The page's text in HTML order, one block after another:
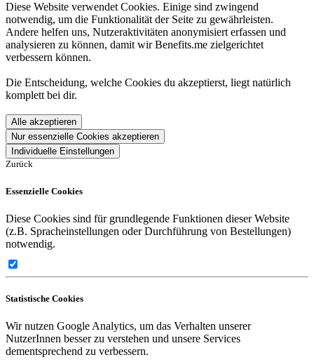
Diese Website verwendet Cookies. Einige sind zwingend
notwendig, um die Funktionalität der Seite zu gewährleisten.
Andere helfen uns, Nutzeraktivitäten anonymisiert erfassen und
analysieren zu können, damit wir Benefits.me zielgerichtet
verbessern können.
Die Entscheidung, welche Cookies du akzeptierst, liegt natürlich
komplett bei dir.
Alle akzeptieren
Nur essenzielle Cookies akzeptieren
Individuelle Einstellungen
Zurück
Essenzielle Cookies
Diese Cookies sind für grundlegende Funktionen dieser Website
(z.B. Spracheinstellungen oder Durchführung von Bestellungen)
notwendig.
Statistische Cookies
Wir nutzen Google Analytics, um das Verhalten unserer
NutzerInnen besser zu verstehen und unsere Services
dementsprechend zu verbessern.